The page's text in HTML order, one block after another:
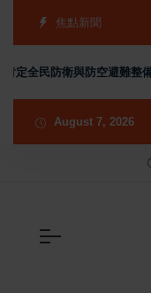
焦點新聞
全民防衛與防空避難整備
August 7, 2026